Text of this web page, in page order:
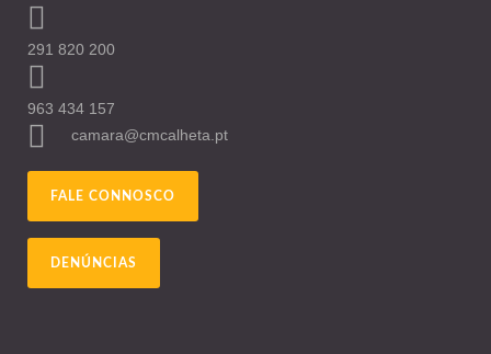
291 820 200
963 434 157
camara@cmcalheta.pt
FALE CONNOSCO
DENÚNCIAS